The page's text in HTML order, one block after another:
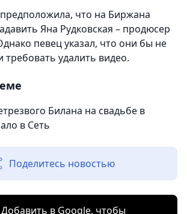
что на Биржана
Яна Рудковская – продюсер
певец указал, что они бы не
требовать удалить видео.
Билана на свадьбе в
в Сеть
Поделитесь новостью
Добавить в Google, чтобы